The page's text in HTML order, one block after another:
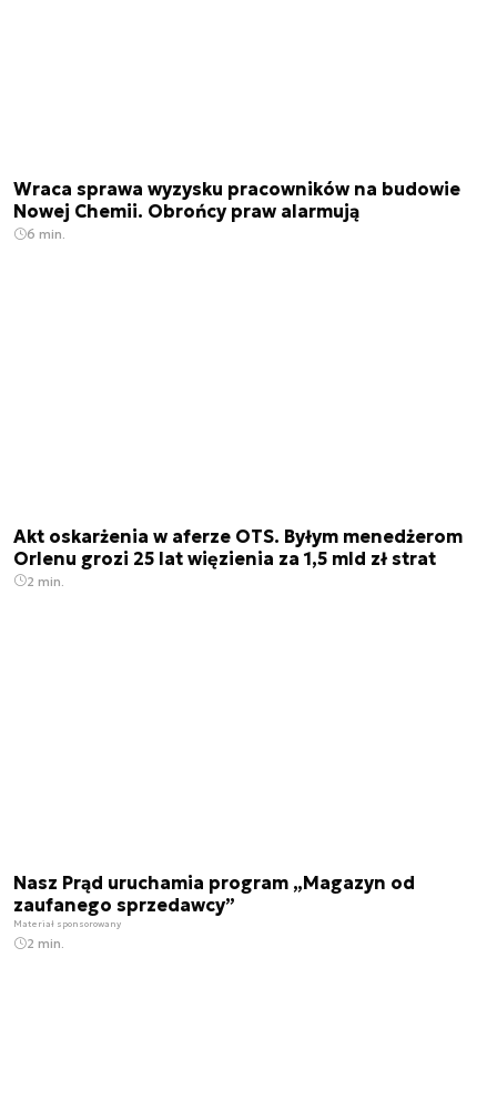
Wraca sprawa wyzysku pracowników na budowie
Nowej Chemii. Obrońcy praw alarmują
6 min.
Akt oskarżenia w aferze OTS. Byłym menedżerom
Orlenu grozi 25 lat więzienia za 1,5 mld zł strat
2 min.
Nasz Prąd uruchamia program „Magazyn od
zaufanego sprzedawcy”
Materiał sponsorowany
2 min.